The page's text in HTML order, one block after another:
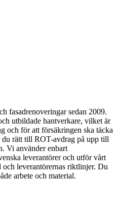
fasadrenoveringar sedan 2009.
utbildade hantverkare, vilket är
och för att försäkringen ska täcka
rätt till ROT-avdrag på upp till
Vi använder enbart
leverantörer och utför vårt
och leverantörernas riktlinjer. Du
arbete och material.